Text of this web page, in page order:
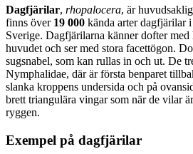
Dagfjärilar, rhopalocera, är
finns över 19 000 kända arter dagfjärilar
Sverige. Dagfjärilarna känner dofter med
huvudet och ser med stora facettögon.
sugsnabel, som kan rullas in och ut. De
Nymphalidae, där är första benparet
slanka kroppens undersida och på
brett triangulära vingar som när de vilar
ryggen.
Exempel på dagfjärilar